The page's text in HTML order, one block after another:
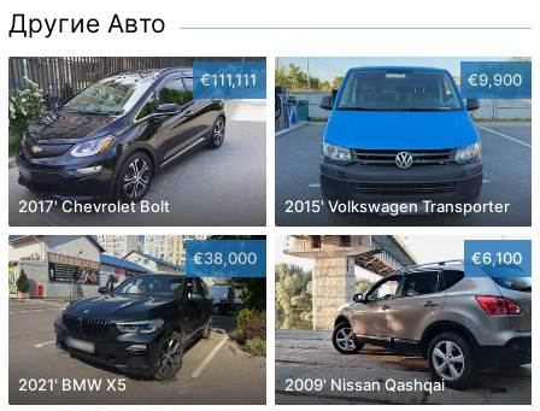
Другие Авто
€111,111
2017' Chevrolet Bolt
€9,900
2015' Volkswagen Transporter
€38,000
2021' BMW X5
€6,100
2009' Nissan Qashqai